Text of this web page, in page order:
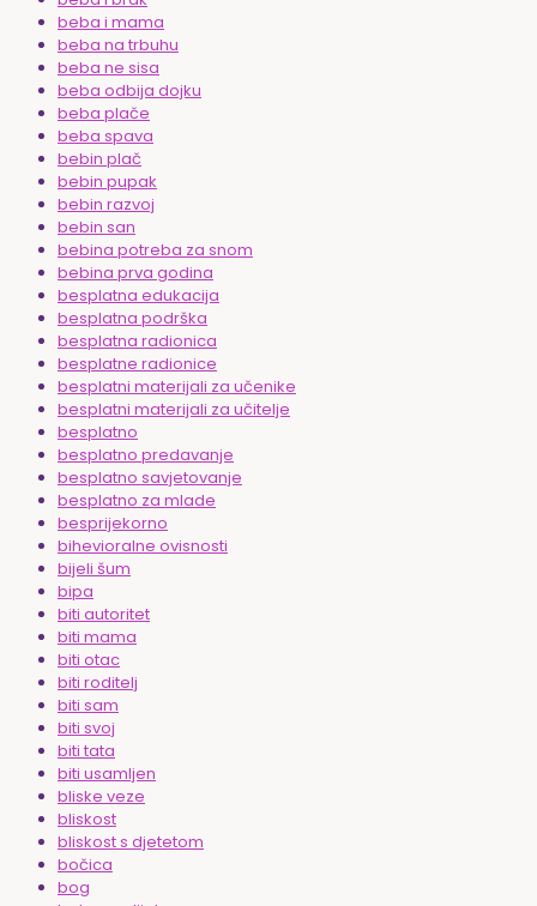
beba i mama
beba na trbuhu
beba ne sisa
beba odbija dojku
beba plače
beba spava
bebin plač
bebin pupak
bebin razvoj
bebin san
bebina potreba za snom
bebina prva godina
besplatna edukacija
besplatna podrška
besplatna radionica
besplatne radionice
besplatni materijali za učenike
besplatni materijali za učitelje
besplatno
besplatno predavanje
besplatno savjetovanje
besplatno za mlade
besprijekorno
bihevioralne ovisnosti
bijeli šum
bipa
biti autoritet
biti mama
biti otac
biti roditelj
biti sam
biti svoj
biti tata
biti usamljen
bliske veze
bliskost
bliskost s djetetom
bočica
bog